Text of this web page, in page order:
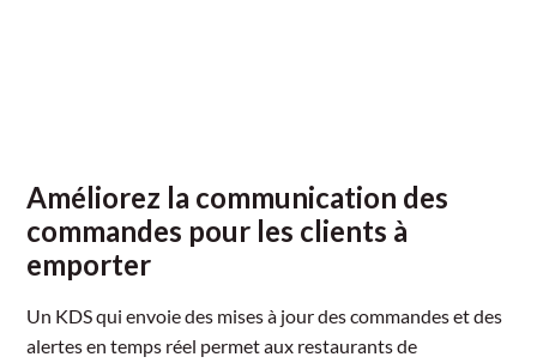
Améliorez la communication des
commandes pour les clients à
emporter
Un KDS qui envoie des mises à jour des commandes et des
alertes en temps réel permet aux restaurants de